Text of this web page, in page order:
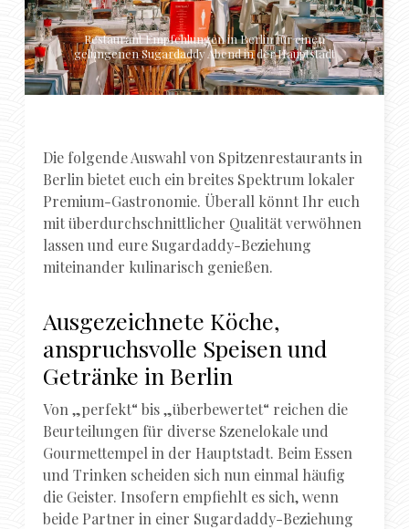
Restaurant Empfehlungen in Berlin für einen
gelungenen Sugardaddy Abend in der Hauptstadt
Die folgende Auswahl von Spitzenrestaurants in
Berlin bietet euch ein breites Spektrum lokaler
Premium-Gastronomie. Überall könnt Ihr euch
mit überdurchschnittlicher Qualität verwöhnen
lassen und eure Sugardaddy-Beziehung
miteinander kulinarisch genießen.
Ausgezeichnete Köche,
anspruchsvolle Speisen und
Getränke in Berlin
Von „perfekt“ bis „überbewertet“ reichen die
Beurteilungen für diverse Szenelokale und
Gourmettempel in der Hauptstadt. Beim Essen
und Trinken scheiden sich nun einmal häufig
die Geister. Insofern empfiehlt es sich, wenn
beide Partner in einer Sugardaddy-Beziehung